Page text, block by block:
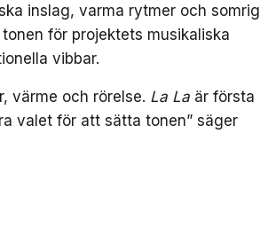
inslag, varma rytmer och somrig
för projektets musikaliska
vibbar.
värme och rörelse. La La är första
valet för att sätta tonen” säger